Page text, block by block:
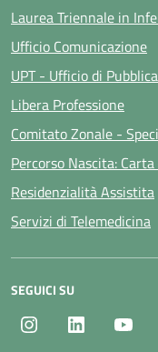
Laurea Triennale in
Ufficio Comunicazione
UPT - Ufficio di
Libera Professione
Comitato Zonale -
Percorso Nascita:
Residenzialità Assistita
Servizi di Telemedicina
SEGUICI SU
Instagram LinkedIn